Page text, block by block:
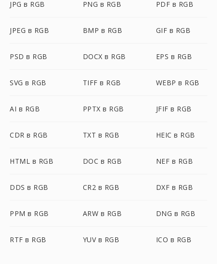
JPG в RGB PNG в RGB PDF в RGB
JPEG в RGB BMP в RGB GIF в RGB
PSD в RGB DOCX в RGB EPS в RGB
SVG в RGB TIFF в RGB WEBP в RGB
AI в RGB PPTX в RGB JFIF в RGB
CDR в RGB TXT в RGB HEIC в RGB
HTML в RGB DOC в RGB NEF в RGB
DDS в RGB CR2 в RGB DXF в RGB
PPM в RGB ARW в RGB DNG в RGB
RTF в RGB YUV в RGB ICO в RGB